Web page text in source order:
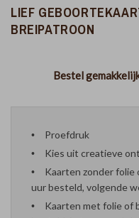
LIEF
BREIPATROON
Bestel
Proefdruk
Kies uit creatieve
Kaarten zonder folie
uur besteld, volgende
Kaarten met folie of